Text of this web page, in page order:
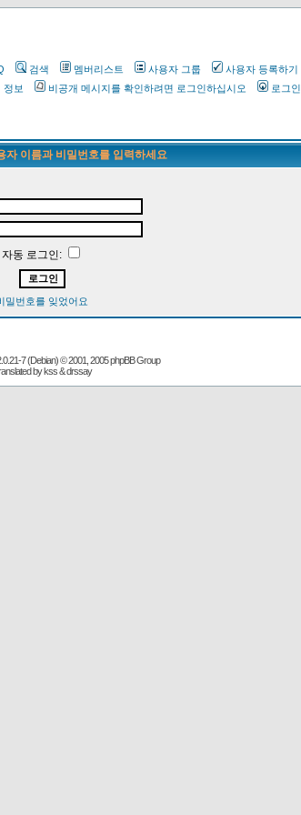
검색 멤버리스트 사용자 그룹
사용자 등록하기
정보
비공개 메시지를 확인하려면 로그인하십시오 로그인
자 이름과 비밀번호를 입력하세요
자동 로그인:
밀번호를 잊었어요
7 (Debian) © 2001, 2005 phpBB Group
by kss & drssay